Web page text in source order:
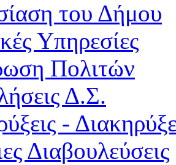
του Δήμου
Υπηρεσίες
Πολιτών
Δ.Σ.
-
Διαβουλεύσεις